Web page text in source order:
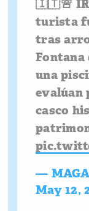
🇮🇹🚨
turista
tras
una
evalúan
casco
—
May 12,